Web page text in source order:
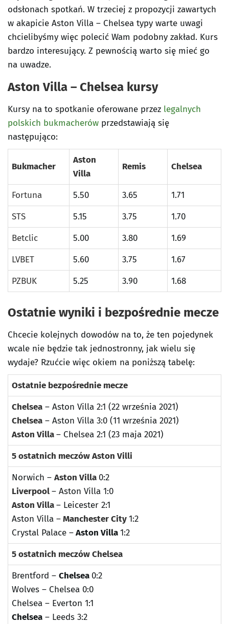
odsłonach spotkań. W trzeciej z propozycji zawartych
w akapicie Aston Villa – Chelsea typy warte uwagi
chcielibyśmy więc polecić Wam podobny zakład. Kurs
bardzo interesujący. Z pewnością warto się mieć go
na uwadze.
Aston Villa – Chelsea kursy
Kursy na to spotkanie oferowane przez legalnych
polskich bukmacherów przedstawiają się
następująco:
Bukmacher
Aston
Villa
Remis Chelsea
Fortuna 5.50 3.65
1.71
STS
5.15 3.75
1.70
Betclic
5.00 3.80
1.69
LVBET
5.60 3.75
1.67
PZBUK
5.25 3.90 1.68
Ostatnie wyniki i bezpośrednie mecze
Chcecie kolejnych dowodów na to, że ten pojedynek
wcale nie będzie tak jednostronny, jak wielu się
wydaje? Rzućcie więc okiem na poniższą tabelę:
Ostatnie bezpośrednie mecze
Chelsea – Aston Villa 2:1 (22 września 2021)
Chelsea – Aston Villa 3:0 (11 września 2021)
Aston Villa– Chelsea 2:1 (23 maja 2021)
5 ostatnich meczów Aston Villi
Norwich – Aston Villa 0:2
Liverpool– Aston Villa 1:0
Aston Villa– Leicester 2:1
Aston Villa –Manchester City1:2
Crystal Palace –Aston Villa1:2
5 ostatnich meczów Chelsea
Brentford – Chelsea 0:2
Wolves – Chelsea 0:0
Chelsea – Everton 1:1
Chelsea – Leeds 3:2